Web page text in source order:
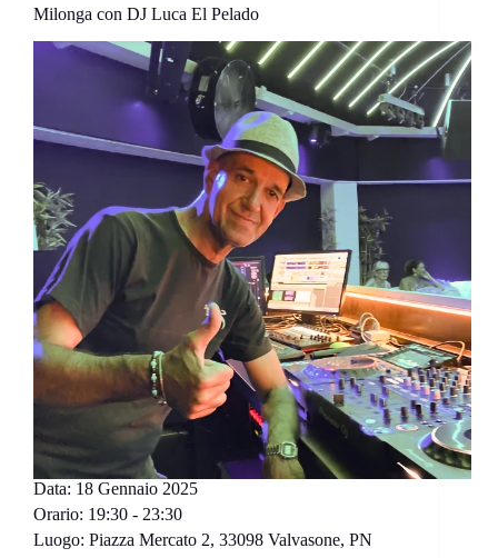
Milonga con DJ Luca El Pelado
Data: 18 Gennaio 2025
Orario: 19:30 - 23:30
Luogo: Piazza Mercato 2, 33098 Valvasone, PN